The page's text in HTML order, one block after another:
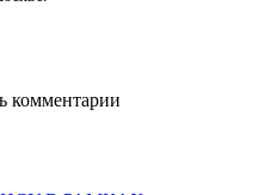
комментарии